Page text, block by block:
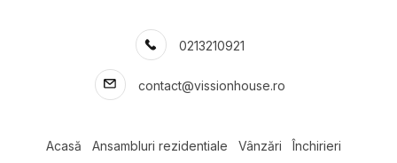
Numar de camere apartamente de inchiriat
Apartamente de inchiriat 1 camera
Apartamente de inchiriat 2 camere
Apartamente de inchiriat 3 camere
0213210921
contact@vissionhouse.ro
Acasă Ansambluri rezidentiale Vânzări
Închirieri